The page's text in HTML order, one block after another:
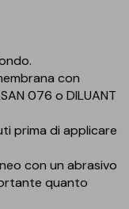
con
076 o DILUANT
prima di applicare
con un abrasivo
quanto